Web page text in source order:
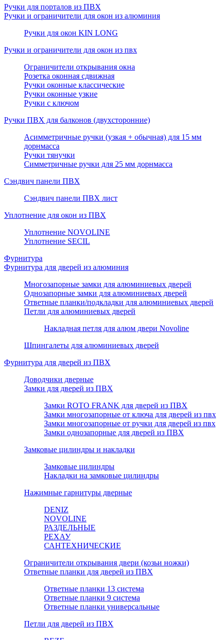
Ручки для порталов из ПВХ
Ручки и ограничители для окон из алюминия
Ручки для окон KIN LONG
Ручки и ограничители для окон из пвх
Ограничители открывания окна
Розетка оконная сдвижная
Ручки оконные классические
Ручки оконные узкие
Ручки с ключом
Ручки ПВХ для балконов (двухсторонние)
Асимметричные ручки (узкая + обычная) для 15 мм
дорнмасса
Ручки тянучки
Симметричные ручки для 25 мм дорнмасса
Сэндвич панели ПВХ
Сэндвич панели ПВХ лист
Уплотнение для окон из ПВХ
Уплотнение NOVOLINE
Уплотнение SECIL
Фурнитура
Фурнитура для дверей из алюминия
Многозапорные замки для алюминиевых дверей
Однозапорные замки для алюминиевых дверей
Ответные планки/подкладки для алюминиевых дверей
Петли для алюминиевых дверей
Накладная петля для алюм двери Novoline
Шпингалеты для алюминиевых дверей
Фурнитура для дверей из ПВХ
Доводчики дверные
Замки для дверей из ПВХ
Замки ROTO FRANK для дверей из ПВХ
Замки многозапорные от ключа для дверей из пвх
Замки многозапорные от ручки для дверей из пвх
Замки однозапорные для дверей из ПВХ
Замковые цилиндры и накладки
Замковые цилиндры
Накладки на замковые цилиндры
Нажимные гарнитуры дверные
DENIZ
NOVOLINE
РАЗДЕЛЬНЫЕ
РЕХАУ
САНТЕХНИЧЕСКИЕ
Ограничители открывания двери (козьи ножки)
Ответные планки для дверей из ПВХ
Ответные планки 13 система
Ответные планки 9 система
Ответные планки универсальные
Петли для дверей из ПВХ